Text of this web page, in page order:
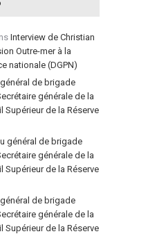
Interview de Christian
Outre-mer à la
nationale (DGPN)
de brigade
générale de la
Supérieur de la Réserve
général de brigade
générale de la
Supérieur de la Réserve
de brigade
générale de la
Supérieur de la Réserve